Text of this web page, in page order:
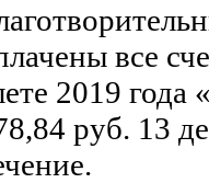
все
2019
руб. 13